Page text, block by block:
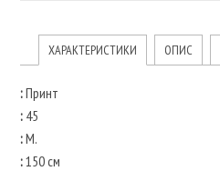
ХАРАКТЕРИСТИКИ ОПИС
:Принт
:45
:М.
:150 см